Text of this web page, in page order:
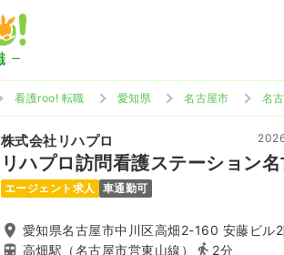
看護roo! 転職 愛知県 名古屋市 名
株式会社リハプロ
リハプロ訪問看護ステーション
エージェント求人 車通勤可
愛知県名古屋市中川区高畑2-160 安藤ビル
高畑駅（名古屋市営東山線）
2分